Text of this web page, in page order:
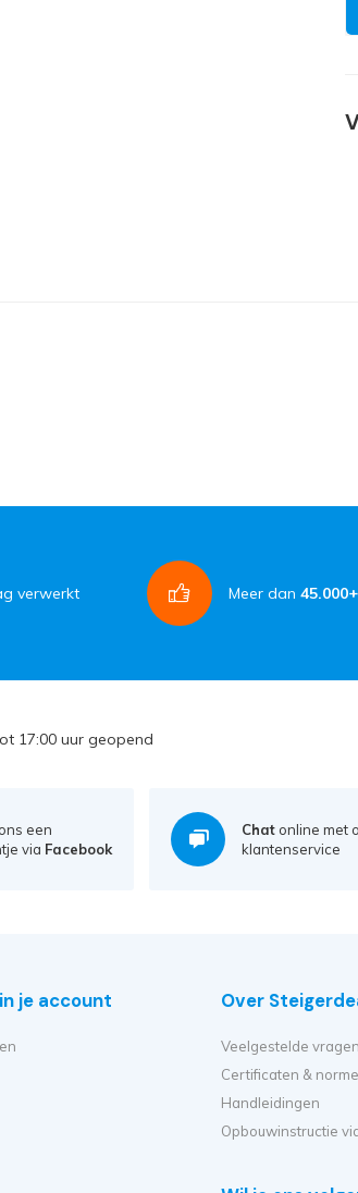
verwerkt Meer dan 45.000+
17:00 uur geopend
een
via Facebook
Chat online met
klantenservice
je account Over
Veelgestelde vragen
Certificaten &
Handleidingen
Opbouwinstructie